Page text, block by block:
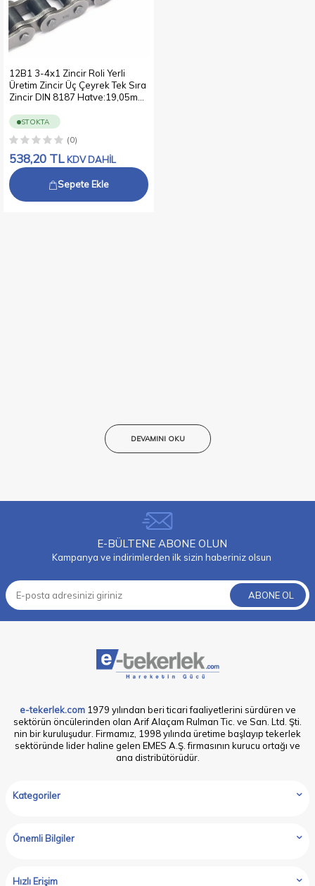
12B1 3-4x1 Zincir Roli Yerli
Üretim Zincir Üç Çeyrek Tek Sıra
Zincir DIN 8187 Hatve:19,05mm
STOKTA
(0)
538,20 TL KDV DAHİL
Sepete Ekle
DEVAMINI OKU
E-BÜLTENE ABONE OLUN
Kampanya ve indirimlerden ilk sizin haberiniz olsun
ABONE OL
e-tekerlek.com1979 yılından beri ticari faaliyetlerini sürdüren ve
sektörün öncülerinden olan Arif Alaçam Rulman Tic. ve San. Ltd. Şti.
nin bir kuruluşudur. Firmamız, 1998 yılında üretime başlayıp tekerlek
sektöründe lider haline gelen EMES A.Ş. firmasının kurucu ortağı ve
ana distribütörüdür.
Kategoriler
Önemli Bilgiler
Hızlı Erişim